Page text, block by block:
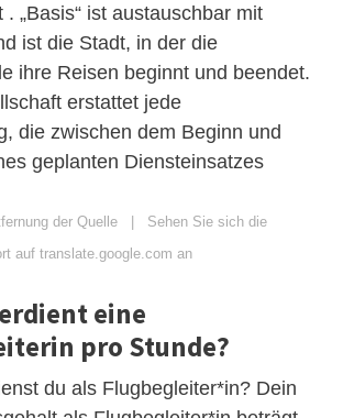
„Basis“ ist austauschbar mit
ist die Stadt, in der die
ihre Reisen beginnt und beendet.
erstattet jede
die zwischen dem Beginn und
geplanten Diensteinsatzes
der Quelle | Sehen Sie sich die
auf translate.google.com an
eine
pro Stunde?
du als Flugbegleiter*in? Dein